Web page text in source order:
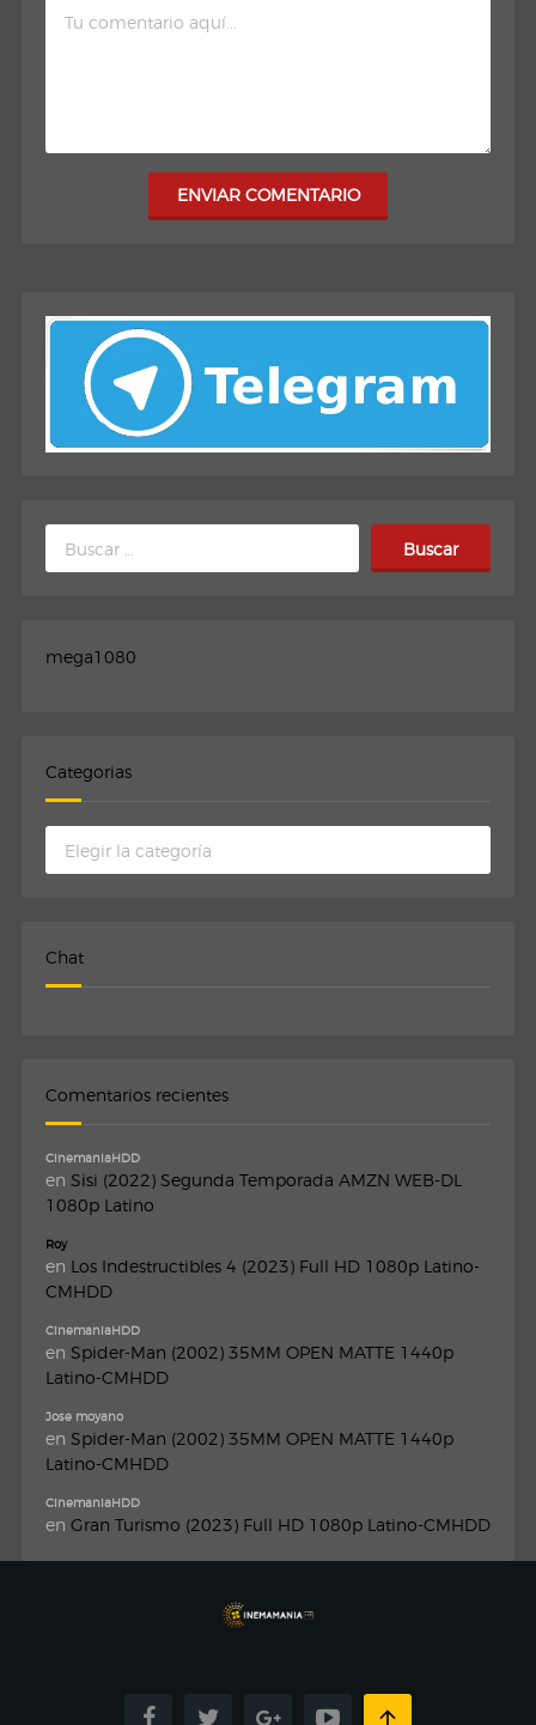
ENVIAR COMENTARIO
mega1080
Categorias
Chat
Comentarios recientes
CinemaniaHDD
en Sisi (2022) Segunda Temporada AMZN WEB-DL
1080p Latino
Roy
en Los Indestructibles 4 (2023) Full HD 1080p Latino-
CMHDD
CinemaniaHDD
en Spider-Man (2002) 35MM OPEN MATTE 1440p
Latino-CMHDD
Jose moyano
en Spider-Man (2002) 35MM OPEN MATTE 1440p
Latino-CMHDD
CinemaniaHDD
en Gran Turismo (2023) Full HD 1080p Latino-CMHDD